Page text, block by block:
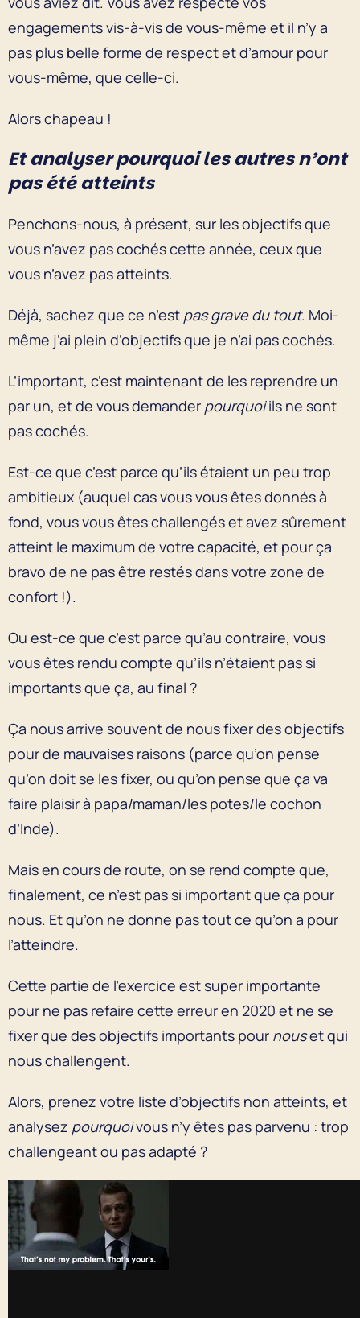
engagements vis-à-vis de vous-même et il n’y a
pas plus belle forme de respect et d’amour pour
vous-même, que celle-ci.
Alors chapeau !
Et analyser pourquoi les autres n’ont
pas été atteints
Penchons-nous, à présent, sur les objectifs que
vous n’avez pas cochés cette année, ceux que
vous n’avez pas atteints.
Déjà, sachez que ce n’est pas grave du tout. Moi-
même j’ai plein d’objectifs que je n’ai pas cochés.
L’important, c’est maintenant de les reprendre un
par un, et de vous demander pourquoiils ne sont
pas cochés.
Est-ce que c’est parce qu’ils étaient un peu trop
ambitieux (auquel cas vous vous êtes donnés à
fond, vous vous êtes challengés et avez sûrement
atteint le maximum de votre capacité, et pour ça
bravo de ne pas être restés dans votre zone de
confort !).
Ou est-ce que c’est parce qu’au contraire, vous
vous êtes rendu compte qu’ils n’étaient pas si
importants que ça, au final ?
Ça nous arrive souvent de nous fixer des objectifs
pour de mauvaises raisons (parce qu’on pense
qu’on doit se les fixer, ou qu’on pense que ça va
faire plaisir à papa/maman/les potes/le cochon
d’Inde).
Mais en cours de route, on se rend compte que,
finalement, ce n’est pas si important que ça pour
nous. Et qu’on ne donne pas tout ce qu’on a pour
l’atteindre.
Cette partie de l’exercice est super importante
pour ne pas refaire cette erreur en 2020 et ne se
fixer que des objectifs importants pour nouset qui
nous challengent.
Alors, prenez votre liste d’objectifs non atteints, et
analysez pourquoivous n’y êtes pas parvenu : trop
challengeant ou pas adapté ?